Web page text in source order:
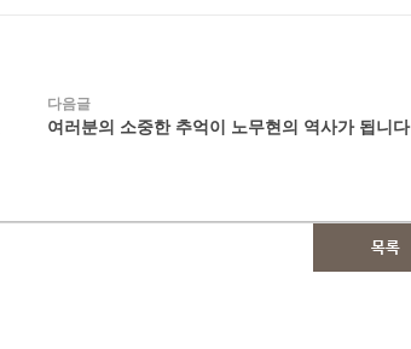
다음글
여러분의 소중한 추억이 노무현의 역사가 됩니다
목록